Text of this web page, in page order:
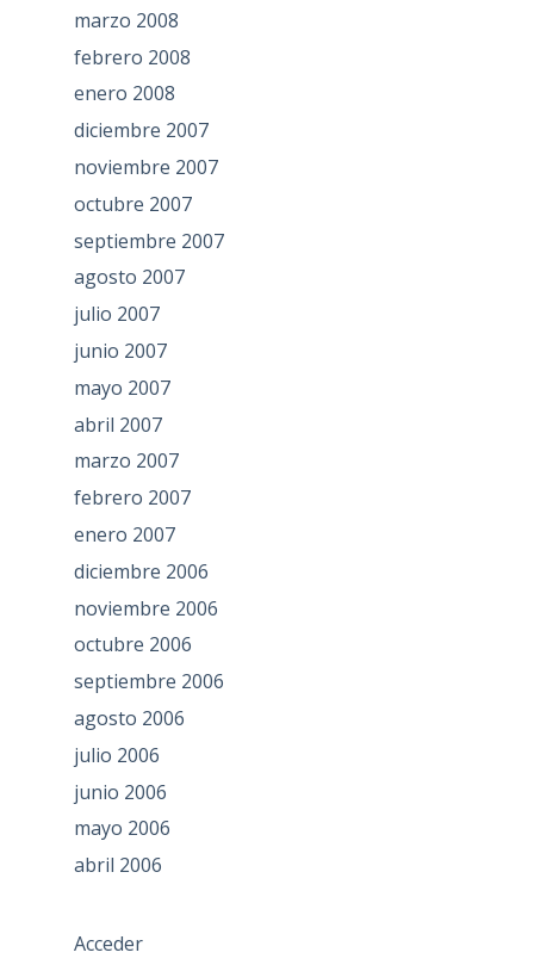
marzo 2008
febrero 2008
enero 2008
diciembre 2007
noviembre 2007
octubre 2007
septiembre 2007
agosto 2007
julio 2007
junio 2007
mayo 2007
abril 2007
marzo 2007
febrero 2007
enero 2007
diciembre 2006
noviembre 2006
octubre 2006
septiembre 2006
agosto 2006
julio 2006
junio 2006
mayo 2006
abril 2006
Acceder